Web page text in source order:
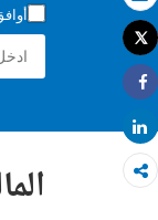
بريد الكتروني
طباعة
Tweet
Share
Share